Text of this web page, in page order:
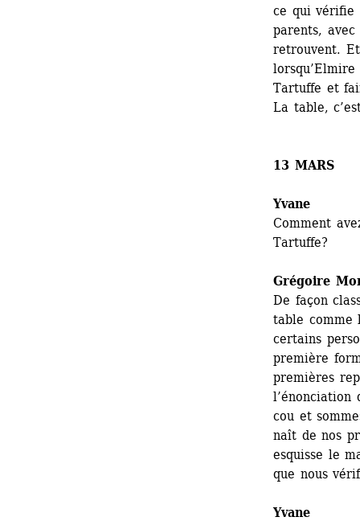
ce qui vérifie
parents,
retrouvent.
Tartuffe et
La table,
13 MARS
Yvane
Comment
Tartuffe?
Grégoire
De façon
table comme
certains
première
premières
cou et
naît de nos
esquisse le
que nous
Yvane